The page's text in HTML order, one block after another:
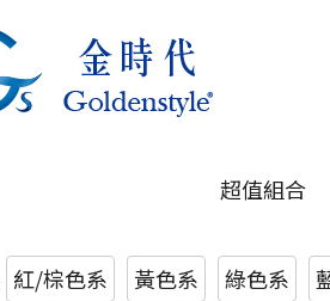
超值組合
紅/棕色系 黃色系 綠色系